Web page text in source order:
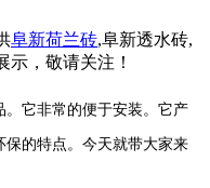
阜新荷兰砖,阜新透水砖,
，敬请关注！
。它非常的便于安装。它产
的特点。今天就带大家来